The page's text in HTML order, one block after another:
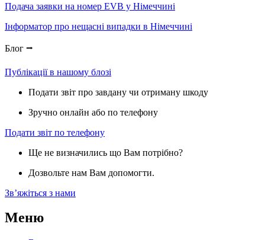
Подача заявки на номер EVB у Німеччині
Інформатор про нещасні випадки в Німеччині
Блог ⭢
Публікації в нашому блозі
Подати звіт про завдану чи отриману шкоду
Зручно онлайн або по телефону
Подати звіт по телефону
Ще не визначились що Вам потрібно?
Дозвольте нам Вам допомогти.
Звʼяжіться з нами
Меню